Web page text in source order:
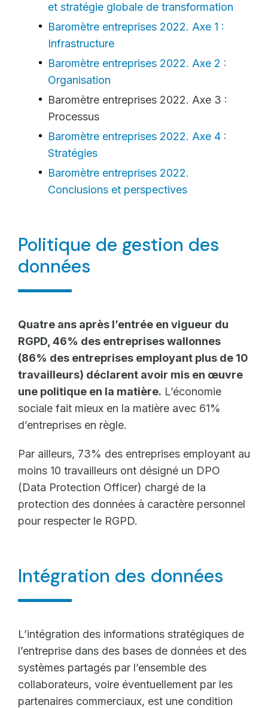
et stratégie globale de transformation
Baromètre entreprises 2022. Axe 1 :
Infrastructure
Baromètre entreprises 2022. Axe 2 :
Organisation
Baromètre entreprises 2022. Axe 3 :
Processus
Baromètre entreprises 2022. Axe 4 :
Stratégies
Baromètre entreprises 2022.
Conclusions et perspectives
Politique de gestion des
données
Quatre ans après l’entrée en vigueur du
RGPD, 46% des entreprises wallonnes
(86% des entreprises employant plus de 10
travailleurs) déclarent avoir mis en œuvre
une politique en la matière. L’économie
sociale fait mieux en la matière avec 61%
d’entreprises en règle.
Par ailleurs, 73% des entreprises employant au
moins 10 travailleurs ont désigné un DPO
(Data Protection Officer) chargé de la
protection des données à caractère personnel
pour respecter le RGPD.
Intégration des données
L’intégration des informations stratégiques de
l’entreprise dans des bases de données et des
systèmes partagés par l’ensemble des
collaborateurs, voire éventuellement par les
partenaires commerciaux, est une condition